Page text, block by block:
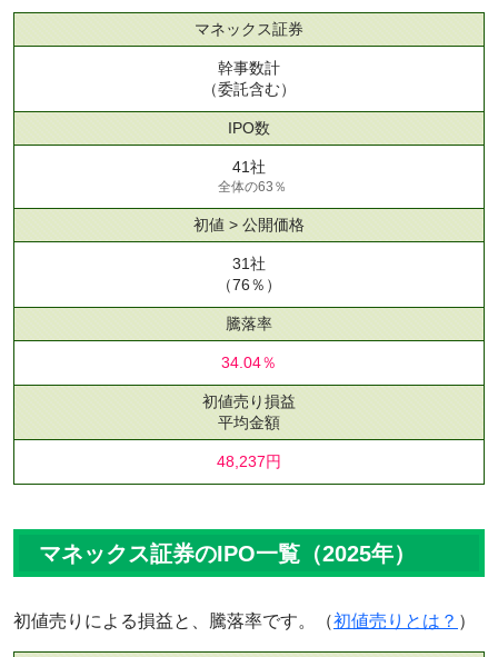
マネックス証券
幹事数計
（委託含む）
IPO数
41社
全体の63％
初値 > 公開価格
31社
（76％）
騰落率
34.04％
初値売り損益
平均金額
48,237円
マネックス証券のIPO一覧（2025年）
初値売りによる損益と、騰落率です。（初値売りとは？ ）